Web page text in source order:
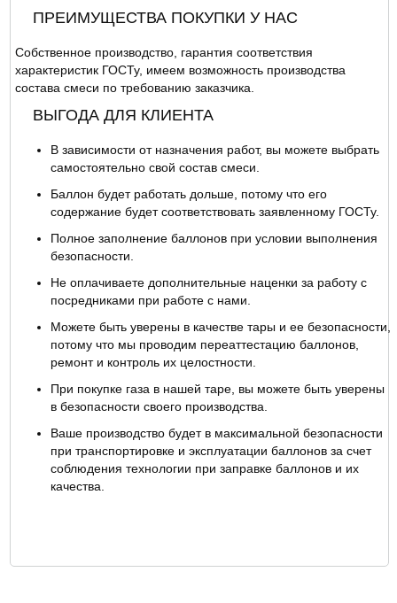
ПРЕИМУЩЕСТВА ПОКУПКИ У НАС
Собственное производство, гарантия соответствия
характеристик ГОСТу, имеем возможность производства
состава смеси по требованию заказчика.
ВЫГОДА ДЛЯ КЛИЕНТА
В зависимости от назначения работ, вы можете выбрать
самостоятельно свой состав смеси.
Баллон будет работать дольше, потому что его
содержание будет соответствовать заявленному ГОСТу.
Полное заполнение баллонов при условии выполнения
безопасности.
Не оплачиваете дополнительные наценки за работу с
посредниками при работе с нами.
Можете быть уверены в качестве тары и ее безопасности,
потому что мы проводим переаттестацию баллонов,
ремонт и контроль их целостности.
При покупке газа в нашей таре, вы можете быть уверены
в безопасности своего производства.
Ваше производство будет в максимальной безопасности
при транспортировке и эксплуатации баллонов за счет
соблюдения технологии при заправке баллонов и их
качества.